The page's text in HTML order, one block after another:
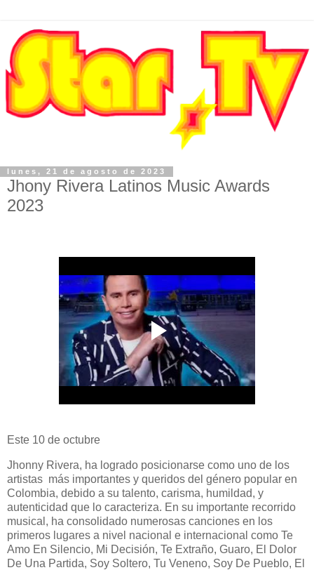
lunes, 21 de agosto de 2023
Jhony Rivera Latinos Music Awards
2023
Este 10 de octubre
Jhonny Rivera, ha logrado posicionarse como uno de los
artistas más importantes y queridos del género popular en
Colombia, debido a su talento, carisma, humildad, y
autenticidad que lo caracteriza. En su importante recorrido
musical, ha consolidado numerosas canciones en los
primeros lugares a nivel nacional e internacional como Te
Amo En Silencio, Mi Decisión, Te Extraño, Guaro, El Dolor
De Una Partida, Soy Soltero, Tu Veneno, Soy De Pueblo, El